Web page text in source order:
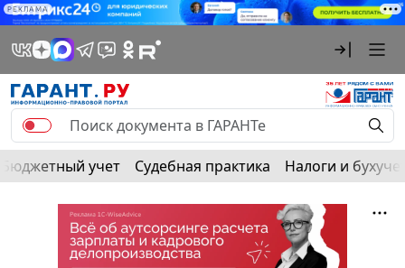
РЕКЛАМА
Бюджетный учет Судебная практика Налоги и